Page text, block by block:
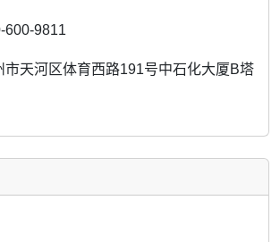
600-9811
市天河区体育西路191号中石化大厦B塔